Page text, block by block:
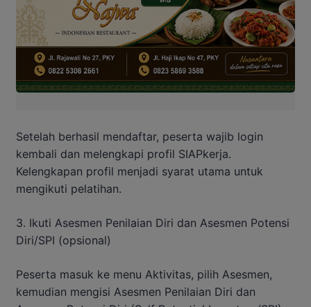
Setelah berhasil mendaftar, peserta wajib login
kembali dan melengkapi profil SIAPkerja.
Kelengkapan profil menjadi syarat utama untuk
mengikuti pelatihan.
3. Ikuti Asesmen Penilaian Diri dan Asesmen Potensi
Diri/SPI (opsional)
Peserta masuk ke menu Aktivitas, pilih Asesmen,
kemudian mengisi Asesmen Penilaian Diri dan